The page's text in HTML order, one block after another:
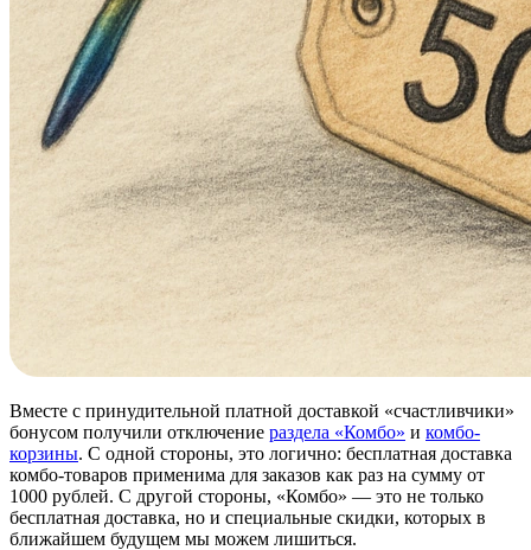
Вместе с принудительной платной доставкой «счастливчики»
бонусом получили отключение раздела «Комбо» и комбо-
корзины. С одной стороны, это логично: бесплатная доставка
комбо-товаров применима для заказов как раз на сумму от
1000 рублей. С другой стороны, «Комбо» — это не только
бесплатная доставка, но и специальные скидки, которых в
ближайшем будущем мы можем лишиться.